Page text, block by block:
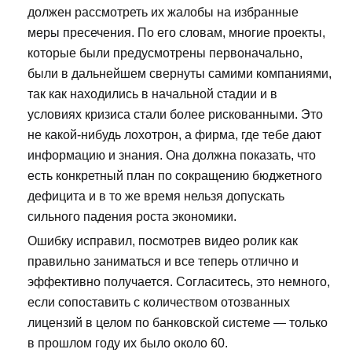
должен рассмотреть их жалобы на избранные
меры пресечения. По его словам, многие проекты,
которые были предусмотрены первоначально,
были в дальнейшем свернуты самими компаниями,
так как находились в начальной стадии и в
условиях кризиса стали более рискованными. Это
не какой-нибудь лохотрон, а фирма, где тебе дают
информацию и знания. Она должна показать, что
есть конкретный план по сокращению бюджетного
дефицита и в то же время нельзя допускать
сильного падения роста экономики.
Ошибку исправил, посмотрев видео ролик как
правильно заниматься и все теперь отлично и
эффективно получается. Согласитесь, это немного,
если сопоставить с количеством отозванных
лицензий в целом по банковской системе — только
в прошлом году их было около 60.